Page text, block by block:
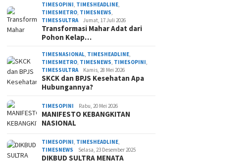
TIMESOPINI TIMESHEADLINE
TIMESMETRO TIMESNEWS
TIMESSULTRA
Jumat, 17 Juli 2026
Transformasi Mahar Adat dari
Pohon Kelap…
TIMESNASIONAL TIMESHEADLINE
TIMESMETRO TIMESNEWS TIMESOPINI
TIMESSULTRA
Kamis, 28 Mei 2026
SKCK dan BPJS Kesehatan Apa
Hubungannya?
TIMESOPINI Rabu, 20 Mei 2026
MANIFESTO KEBANGKITAN
NASIONAL
TIMESOPINI TIMESHEADLINE
TIMESNEWS
Selasa, 23 Desember 2025
DIKBUD SULTRA MENATA